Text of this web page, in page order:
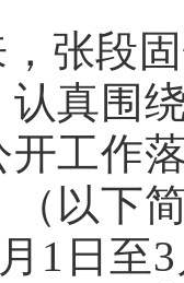
，张段
真围
开工作
（以下
1日至